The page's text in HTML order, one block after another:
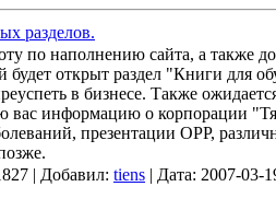
разделов.
по наполнению сайта, а также
будет открыт раздел "Книги для
в бизнесе. Также
вас информацию о корпорации
презентации OPP,
| Добавил: tiens | Дата: 2007-03-